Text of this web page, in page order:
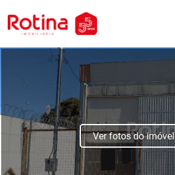
Ver fotos do imóvel